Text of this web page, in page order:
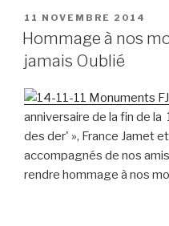
PUBLIÉ
LE
11 NOVEMBRE 2014
Hommage à nos
jamais Oublié
anniversaire de la fin de la
des der' », France Jamet
accompagnés de nos
rendre hommage à nos